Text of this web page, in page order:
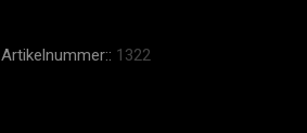
Artikelnummer:: 1322